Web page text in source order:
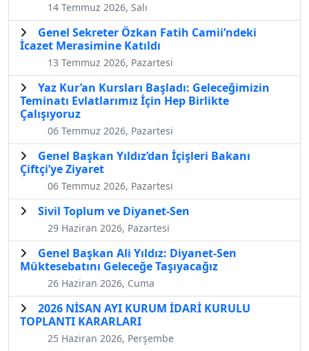
14 Temmuz 2026, Salı
Genel Sekreter Özkan Fatih Camii’ndeki
İcazet Merasimine Katıldı
13 Temmuz 2026, Pazartesi
Yaz Kur’an Kursları Başladı: Geleceğimizin
Teminatı Evlatlarımız İçin Hep Birlikte
Çalışıyoruz
06 Temmuz 2026, Pazartesi
Genel Başkan Yıldız’dan İçişleri Bakanı
Çiftçi’ye Ziyaret
06 Temmuz 2026, Pazartesi
Sivil Toplum ve Diyanet-Sen
29 Haziran 2026, Pazartesi
Genel Başkan Ali Yıldız: Diyanet-Sen
Müktesebatını Geleceğe Taşıyacağız
26 Haziran 2026, Cuma
2026 NİSAN AYI KURUM İDARİ KURULU
TOPLANTI KARARLARI
25 Haziran 2026, Perşembe